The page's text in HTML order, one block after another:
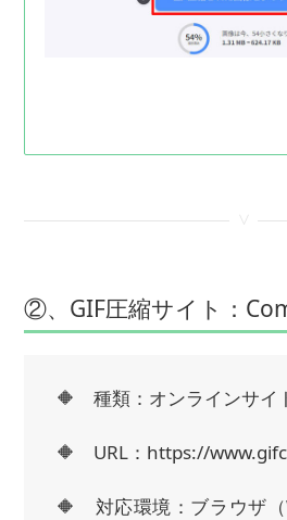
②、GIF圧縮サイト：
🔶 種類：オンラインサイ
🔶 URL：https://
🔶 対応環境：ブラウザ